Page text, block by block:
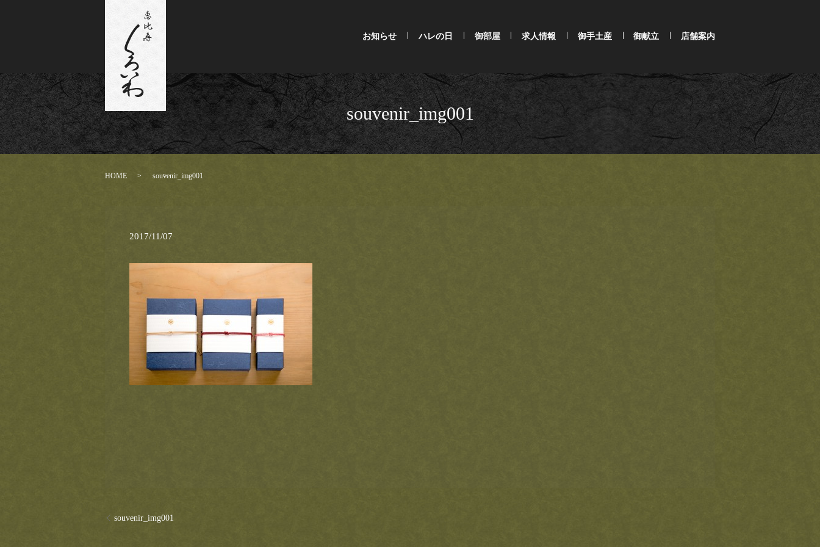
お知らせ ハレの日 御部屋 求人情報 御手土産 御献立 店舗案内
souvenir_img001
HOME souvenir_img001
2017/11/07
souvenir_img001